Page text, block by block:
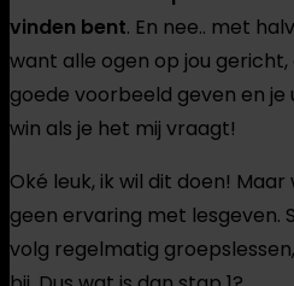
vinden bent. En nee.. met
want alle ogen op jou
goede voorbeeld geven en
win als je het mij vraagt!
Oké leuk, ik wil dit doen!
geen ervaring met lesgeven.
volg regelmatig